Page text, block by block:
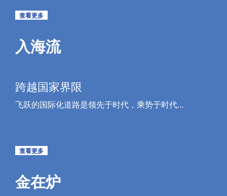
查看更多
入海流
跨越国家界限
飞跃的国际化道路是领先于时代，乘势于时代...
查看更多
金在炉